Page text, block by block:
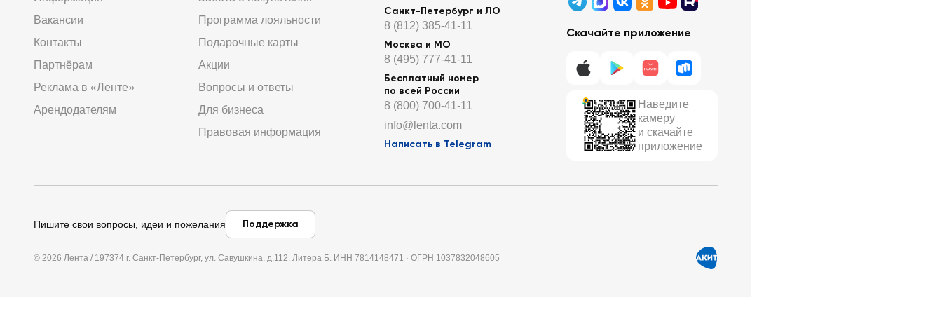
Вакансии
Контакты
Партнёрам
Реклама в «Ленте»
Арендодателям
Программа лояльности
Подарочные карты
Акции
Вопросы и ответы
Для бизнеса
Правовая информация
Санкт-Петербург и ЛО
8 (812) 385-41-11
Москва и МО
8 (495) 777-41-11
Бесплатный номер
по всей России
8 (800) 700-41-11
info@lenta.com
Написать в Telegram
Скачайте приложение
Наведите
камеру
и скачайте
приложение
Пишите свои вопросы, идеи и пожелания Поддержка
© 2026 Лента / 197374 г. Санкт-Петербург, ул. Савушкина, д.112, Литера Б. ИНН 7814148471 · ОГРН 1037832048605